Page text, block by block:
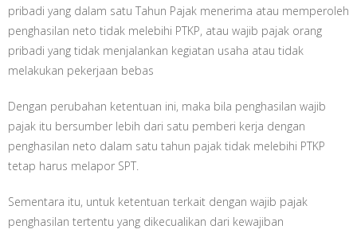
pribadi yang dalam satu Tahun Pajak menerima atau memperoleh
penghasilan neto tidak melebihi PTKP, atau wajib pajak orang
pribadi yang tidak menjalankan kegiatan usaha atau tidak
melakukan pekerjaan bebas
Dengan perubahan ketentuan ini, maka bila penghasilan wajib
pajak itu bersumber lebih dari satu pemberi kerja dengan
penghasilan neto dalam satu tahun pajak tidak melebihi PTKP
tetap harus melapor SPT.
Sementara itu, untuk ketentuan terkait dengan wajib pajak
penghasilan tertentu yang dikecualikan dari kewajiban